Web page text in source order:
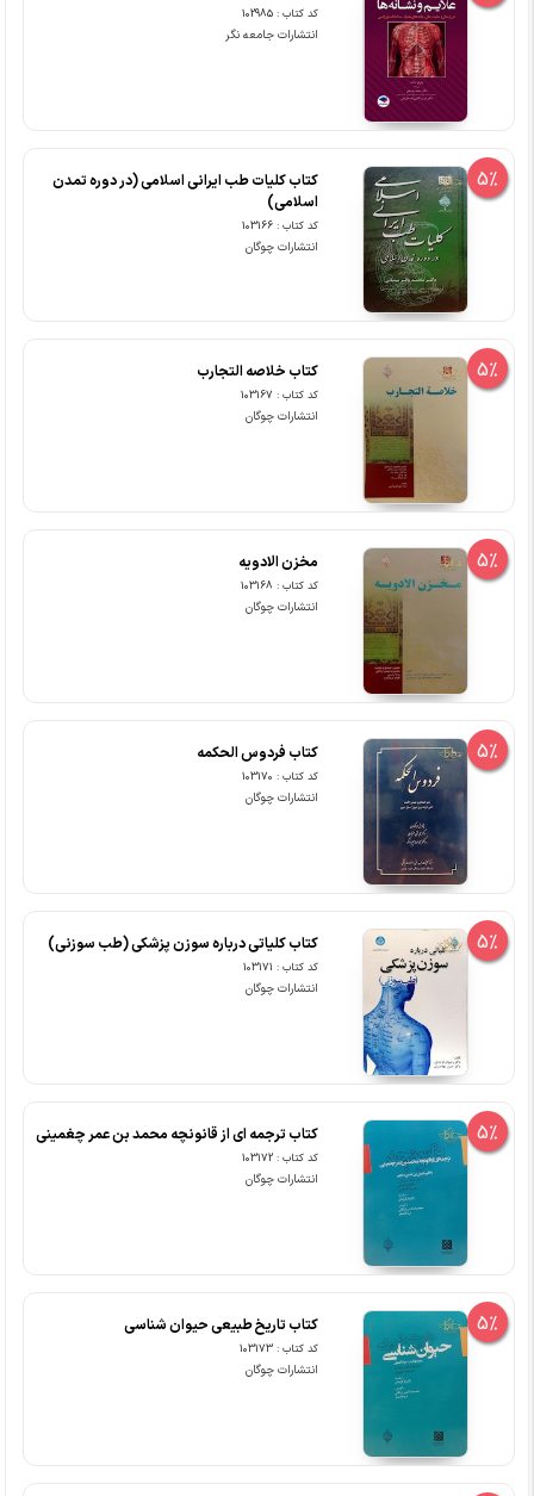
کد کتاب : 102985
انتشارات جامعه نگر
5%
کتاب کلیات طب ایرانی اسلامی (در دوره تمدن
اسلامی)
کد کتاب : 103166
انتشارات چوگان
5% کتاب خلاصه التجارب
کد کتاب : 103167
انتشارات چوگان
5% مخزن الادویه
کد کتاب : 103168
انتشارات چوگان
5% کتاب فردوس الحکمه
کد کتاب : 103170
انتشارات چوگان
5% کتاب کلیاتی درباره سوزن پزشکی (طب سوزنی)
کد کتاب : 103171
انتشارات چوگان
5% کتاب ترجمه ای از قانونچه محمد بن عمر چغمینی
کد کتاب : 103172
انتشارات چوگان
5% کتاب تاریخ طبیعی حیوان شناسی
کد کتاب : 103173
انتشارات چوگان